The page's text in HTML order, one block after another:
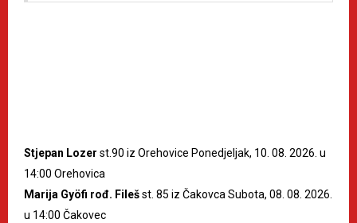
Stjepan Lozer st.90 iz Orehovice Ponedjeljak, 10. 08. 2026. u
14:00 Orehovica
Marija Gyöfi rođ. Filešst. 85 iz Čakovca Subota, 08. 08. 2026.
u 14:00 Čakovec